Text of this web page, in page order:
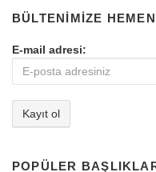
BÜLTENIMIZE
E-mail adresi:
POPÜLER